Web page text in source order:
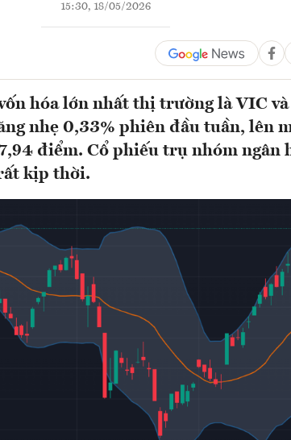
15:30, 18/05/2026
hóa lớn nhất thị trường là VIC
nhẹ 0,33% phiên đầu tuần, lên
điểm. Cổ phiếu trụ nhóm ngân
kịp thời.